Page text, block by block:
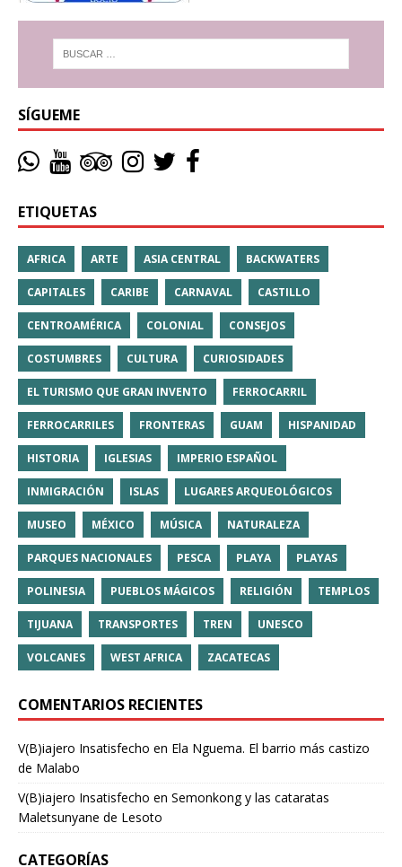
SÍGUEME
ETIQUETAS
AFRICA ARTE ASIA CENTRAL BACKWATERS
CAPITALES CARIBE CARNAVAL CASTILLO
CENTROAMÉRICA COLONIAL CONSEJOS
COSTUMBRES CULTURA CURIOSIDADES
EL TURISMO QUE GRAN INVENTO FERROCARRIL
FERROCARRILES FRONTERAS GUAM HISPANIDAD
HISTORIA IGLESIAS IMPERIO ESPAÑOL
INMIGRACIÓN ISLAS LUGARES ARQUEOLÓGICOS
MUSEO MÉXICO MÚSICA NATURALEZA
PARQUES NACIONALES PESCA PLAYA PLAYAS
POLINESIA PUEBLOS MÁGICOS RELIGIÓN TEMPLOS
TIJUANA TRANSPORTES TREN UNESCO
VOLCANES WEST AFRICA ZACATECAS
COMENTARIOS RECIENTES
V(B)iajero Insatisfecho en Ela Nguema. El barrio más castizo
de Malabo
V(B)iajero Insatisfecho en Semonkong y las cataratas
Maletsunyane de Lesoto
CATEGORÍAS